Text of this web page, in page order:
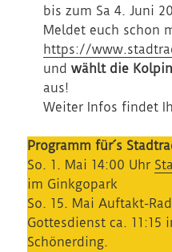
bis zum Sa 4. Juni
Meldet euch schon
https://
undwählt die
aus!
Weiter Infos findet
Programm für´s
So. 1. Mai 14:00 Uhr
im Ginkgopark
So. 15. Mai Auftakt-
Gottesdienst ca. 11:15
Schönerding.